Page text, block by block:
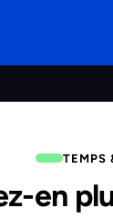
TEMPS
en